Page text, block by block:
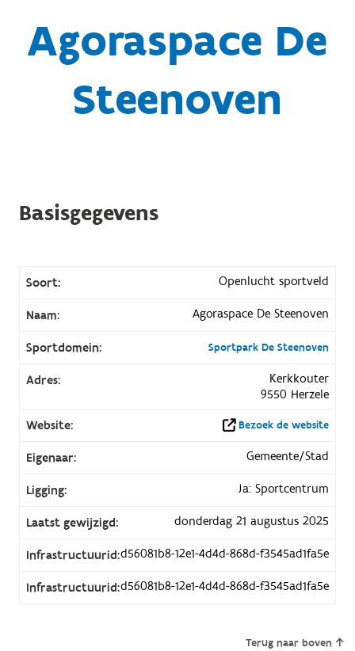
Agoraspace De
Steenoven
Basisgegevens
Soort: Openlucht sportveld
Naam: Agoraspace De Steenoven
Sportdomein: Sportpark De Steenoven
Adres:
Kerkkouter
9550 Herzele
Website:
Bezoek de website
Eigenaar: Gemeente/Stad
Ligging: Ja: Sportcentrum
Laatst gewijzigd: donderdag 21 augustus 2025
Infrastructuurid:d56081b8-12e1-4d4d-868d-f3545ad1fa5e
Infrastructuurid:d56081b8-12e1-4d4d-868d-f3545ad1fa5e
Terug naar boven